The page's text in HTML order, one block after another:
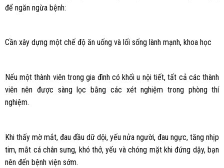
để ngăn ngừa bệnh:
Cần xây dựng một chế độ ăn uống và lối sống lành mạnh, khoa học
Nếu một thành viên trong gia đình có khối u nội tiết, tất cả các thành
viên nên được sàng lọc bằng các xét nghiệm trong phòng thí
nghiệm.
Khi thấy mờ mắt, đau đầu dữ dội, yếu nửa người, đau ngực, tăng nhịp
tim, mắt cá chân sưng, khó thở, yếu và chóng mặt khi đứng dậy, bạn
nên đến bệnh viện sớm.